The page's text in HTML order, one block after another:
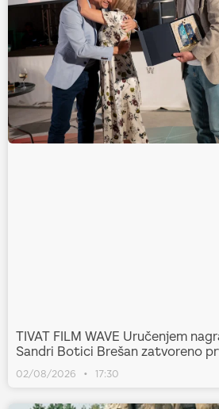
TIVAT FILM WAVE Uručenjem
Sandri Botici Brešan zatvoreno
02/08/2026 17:30